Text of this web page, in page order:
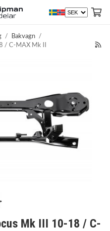
/ Bakvagn /
/ C-MAX Mk II
Mk III 10-18 / C-